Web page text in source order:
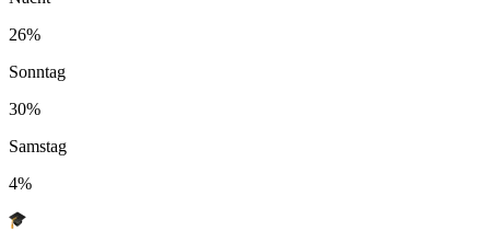
26%
Sonntag
30%
Samstag
4%